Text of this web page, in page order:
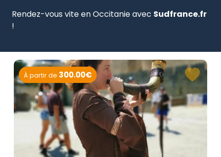
Rendez-vous vite en Occitanie avec Sudfrance.fr
!
À partir de 300.00€